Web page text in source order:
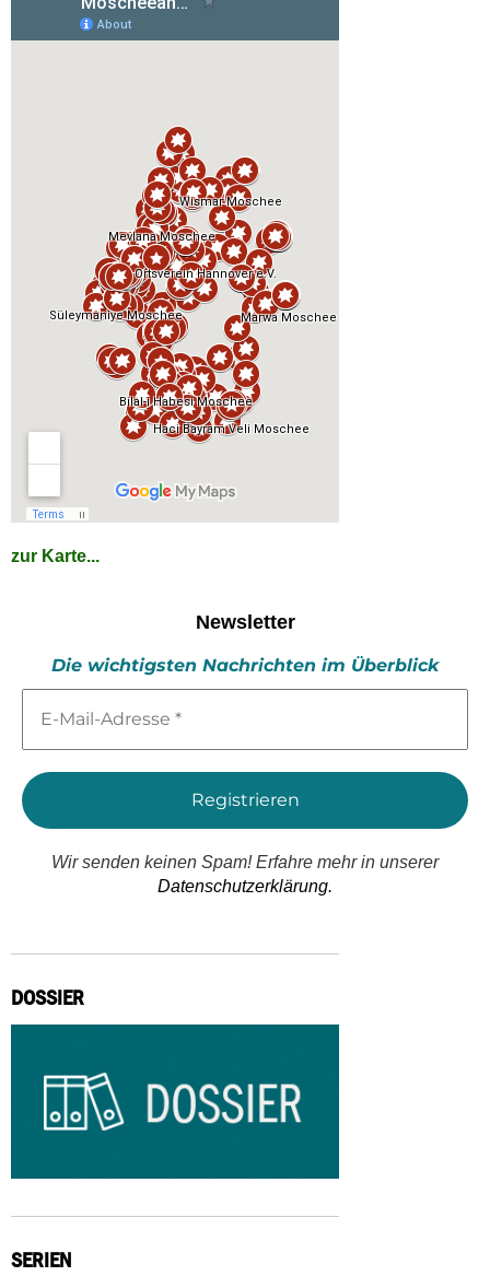
zur Karte...
Newsletter
Die wichtigsten Nachrichten im Überblick
Mail-
*
Wir senden keinen Spam! Erfahre mehr in unserer
Datenschutzerklärung.
DOSSIER
SERIEN